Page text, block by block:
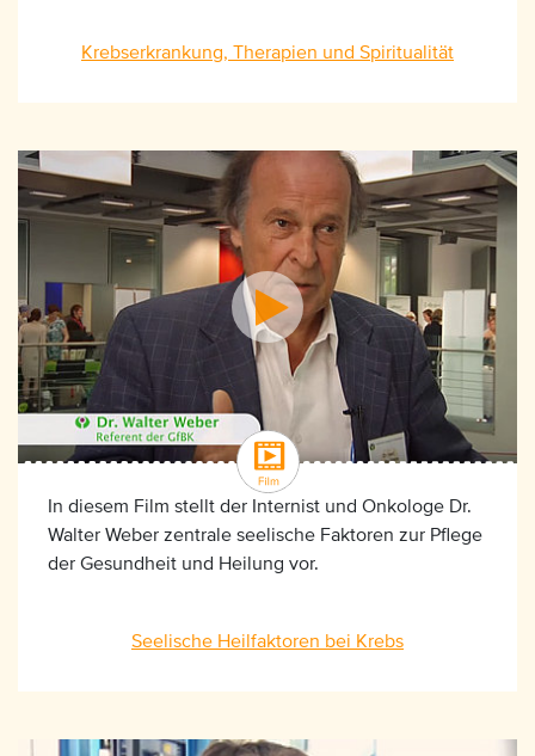
Krebserkrankung, Therapien und Spiritualität
In diesem Film stellt der Internist und Onkologe Dr.
Walter Weber zentrale seelische Faktoren zur Pflege
der Gesundheit und Heilung vor.
Seelische Heilfaktoren bei Krebs